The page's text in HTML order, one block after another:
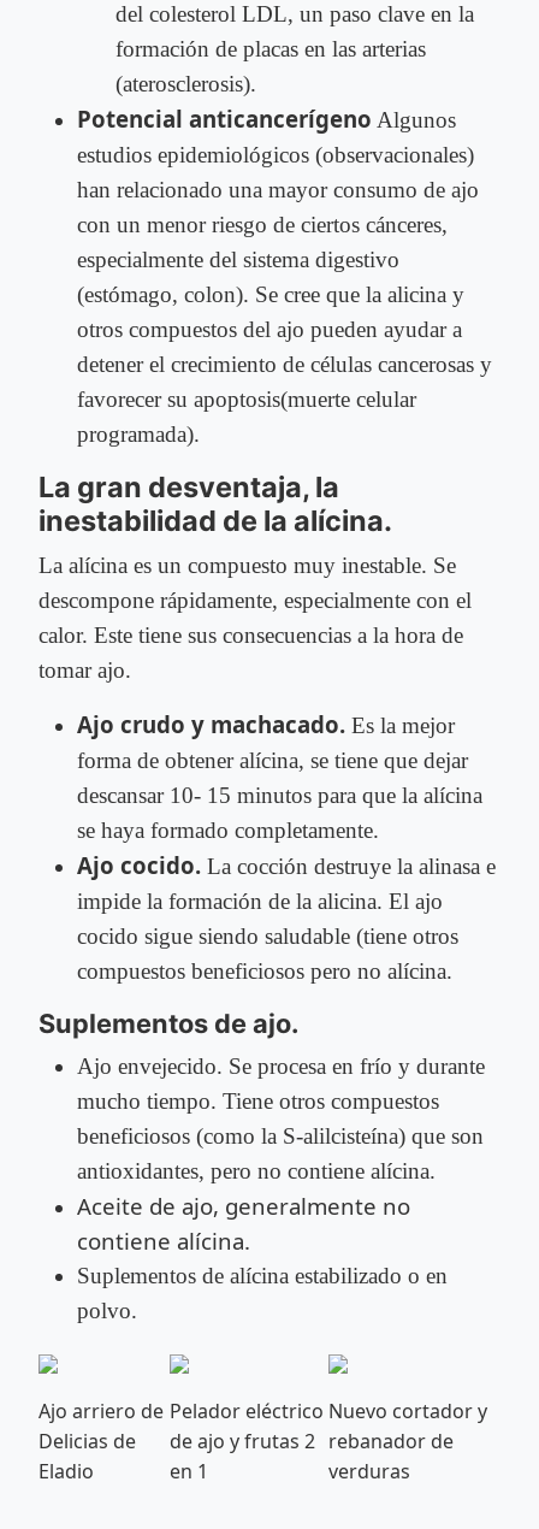
del colesterol LDL, un paso clave en la
formación de placas en las arterias
(aterosclerosis).
Potencial anticancerígeno Algunos
estudios epidemiológicos (observacionales)
han relacionado una mayor consumo de ajo
con un menor riesgo de ciertos cánceres,
especialmente del sistema digestivo
(estómago, colon). Se cree que la alicina y
otros compuestos del ajo pueden ayudar a
detener el crecimiento de células cancerosas y
favorecer su apoptosis(muerte celular
programada).
La gran desventaja, la
inestabilidad de la alícina.
La alícina es un compuesto muy inestable. Se
descompone rápidamente, especialmente con el
calor. Este tiene sus consecuencias a la hora de
tomar ajo.
Ajo crudo y machacado. Es la mejor
forma de obtener alícina, se tiene que dejar
descansar 10- 15 minutos para que la alícina
se haya formado completamente.
Ajo cocido. La cocción destruye la alinasa e
impide la formación de la alicina. El ajo
cocido sigue siendo saludable (tiene otros
compuestos beneficiosos pero no alícina.
Suplementos de ajo.
Ajo envejecido. Se procesa en frío y durante
mucho tiempo. Tiene otros compuestos
beneficiosos (como la S-alilcisteína) que son
antioxidantes, pero no contiene alícina.
Aceite de ajo, generalmente no
contiene alícina.
Suplementos de alícina estabilizado o en
polvo.
Ajo arriero de
Delicias de
Eladio
Pelador eléctrico
de ajo y frutas 2
en 1
Nuevo cortador y
rebanador de
verduras